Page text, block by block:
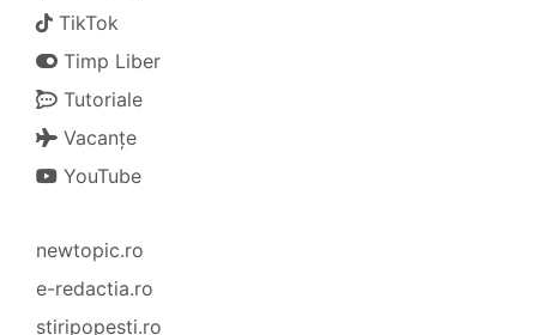
TikTok
Timp Liber
Tutoriale
Vacanțe
YouTube
newtopic.ro
e-redactia.ro
stiripopesti.ro